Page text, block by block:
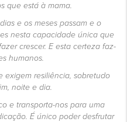
que está à mama.
e os meses passam e o
nesta capacidade única que
crescer. E esta certeza faz-
humanos.
exigem resiliência, sobretudo
noite e dia.
e transporta-nos para uma
É único poder desfrutar